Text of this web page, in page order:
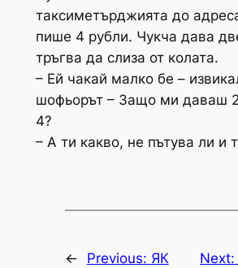
таксиметърджията до
пише 4 рубли. Чукча дава
тръгва да слиза от колата.
– Ей чакай малко бе –
шофьорът – Защо ми даваш
4?
– А ти какво, не пътува ли и
← Previous: ЯК
Next: